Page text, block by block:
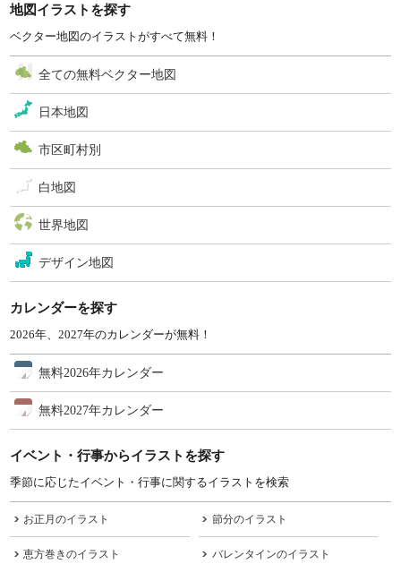
地図イラストを探す
ベクター地図のイラストがすべて無料！
全ての無料ベクター地図
日本地図
市区町村別
白地図
世界地図
デザイン地図
カレンダーを探す
2026年、2027年のカレンダーが無料！
無料2026年カレンダー
無料2027年カレンダー
イベント・行事からイラストを探す
季節に応じたイベント・行事に関するイラストを検索
お正月のイラスト 節分のイラスト
恵方巻きのイラスト バレンタインのイラスト